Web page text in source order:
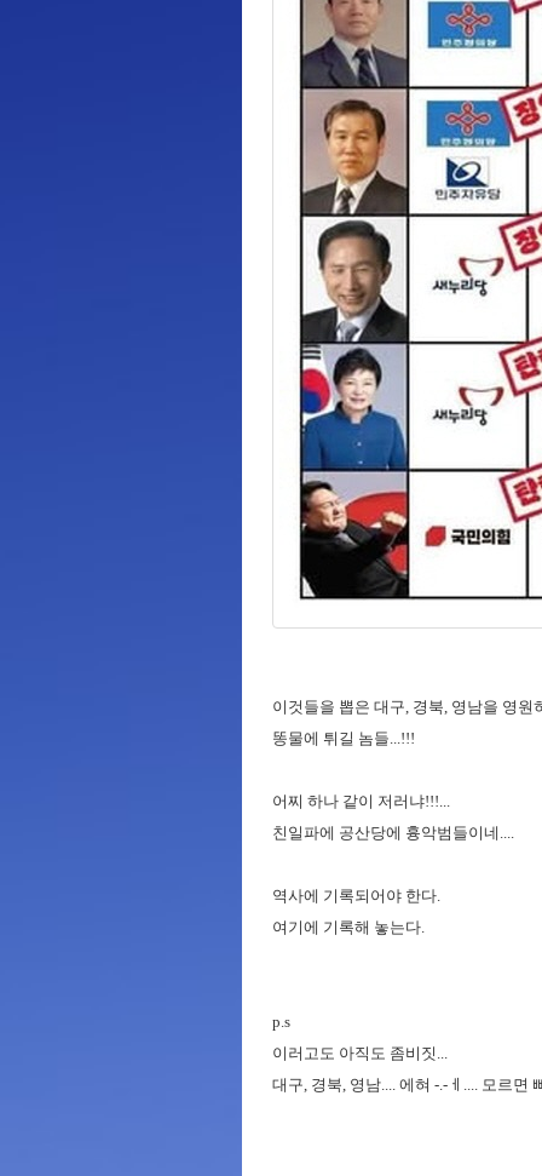
이것들을 뽑은 대구, 경북, 영남을 영원
똥물에 튀길 놈들...!!!
어찌 하나 같이 저러냐!!!...
친일파에 공산당에 흉악범들이네....
역사에 기록되어야 한다.
여기에 기록해 놓는다.
p.s
이러고도 아직도 좀비짓...
대구, 경북, 영남.... 에혀 -.-ㅔ.... 모르면